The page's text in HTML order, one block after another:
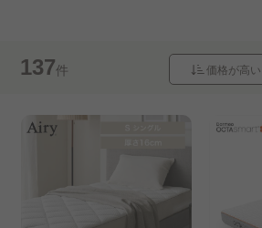
ボンネルコイルマットレス.. 高
低反発マットレス
掛け布団
137件 価格が高い